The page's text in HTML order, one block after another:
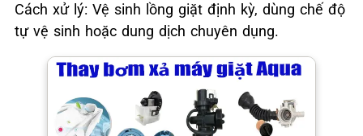
Cách xử lý: Vệ sinh lồng giặt định kỳ, dùng chế độ
tự vệ sinh hoặc dung dịch chuyên dụng.